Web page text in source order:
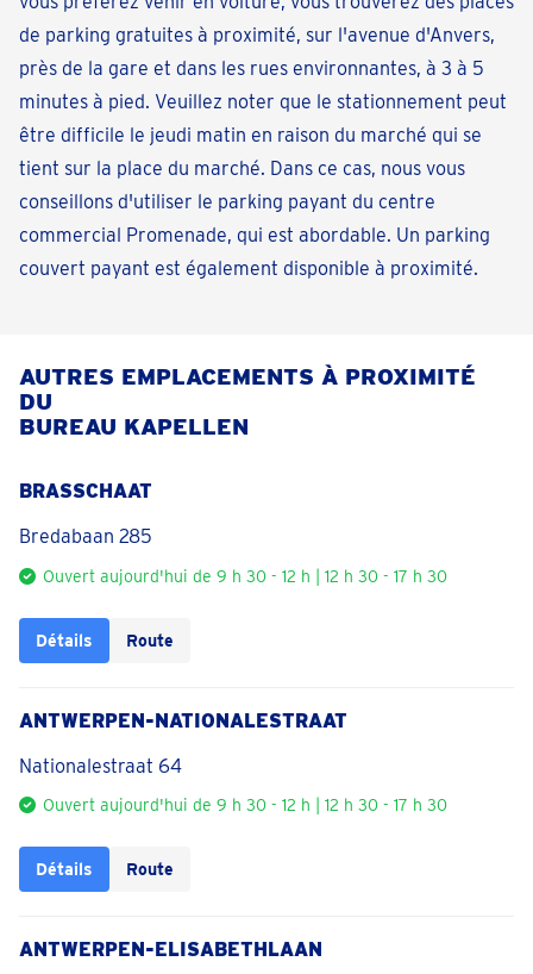
de parking gratuites à proximité, sur l'avenue d'Anvers,
près de la gare et dans les rues environnantes, à 3 à 5
minutes à pied. Veuillez noter que le stationnement peut
être difficile le jeudi matin en raison du marché qui se
tient sur la place du marché. Dans ce cas, nous vous
conseillons d'utiliser le parking payant du centre
commercial Promenade, qui est abordable. Un parking
couvert payant est également disponible à proximité.
AUTRES EMPLACEMENTS À PROXIMITÉ
DU
BUREAU KAPELLEN
BRASSCHAAT
Bredabaan 285
Ouvert aujourd'hui de 9 h 30 - 12 h | 12 h 30 - 17 h 30
Détails Route
ANTWERPEN-NATIONALESTRAAT
Nationalestraat 64
Ouvert aujourd'hui de 9 h 30 - 12 h | 12 h 30 - 17 h 30
Détails Route
ANTWERPEN-ELISABETHLAAN